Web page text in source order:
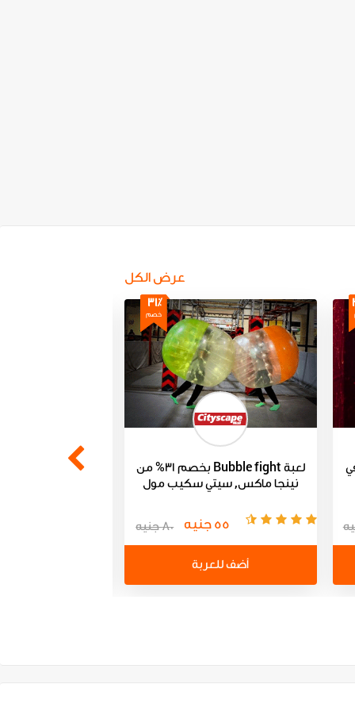
31٪
خصم
لعبة Bubble fight بخصم 31% من
نينجا ماكس, سيتي سكيب مول
55 جنيه 80 جنيه
أضف للعربة
عرض الكل